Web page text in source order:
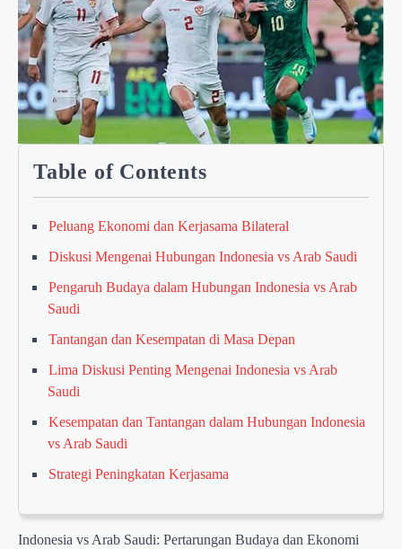
Table of Contents
Peluang Ekonomi dan Kerjasama Bilateral
Diskusi Mengenai Hubungan Indonesia vs Arab Saudi
Pengaruh Budaya dalam Hubungan Indonesia vs Arab
Saudi
Tantangan dan Kesempatan di Masa Depan
Lima Diskusi Penting Mengenai Indonesia vs Arab
Saudi
Kesempatan dan Tantangan dalam Hubungan Indonesia
vs Arab Saudi
Strategi Peningkatan Kerjasama
Indonesia vs Arab Saudi: Pertarungan Budaya dan Ekonomi